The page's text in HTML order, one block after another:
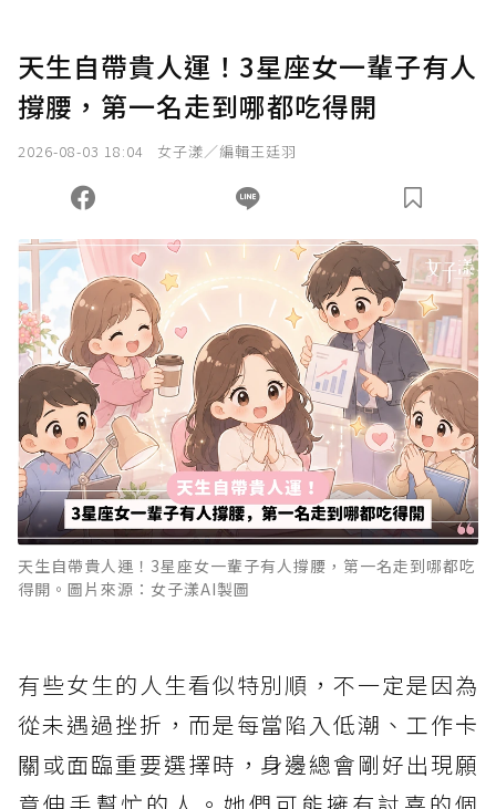
天生自帶貴人運！3星座女一輩子有人
撐腰，第一名走到哪都吃得開
2026-08-03 18:04 女子漾／編輯王廷羽
天生自帶貴人運！3星座女一輩子有人撐腰，第一名走到哪都吃
得開。圖片來源：女子漾AI製圖
有些女生的人生看似特別順，不一定是因為
從未遇過挫折，而是每當陷入低潮、工作卡
關或面臨重要選擇時，身邊總會剛好出現願